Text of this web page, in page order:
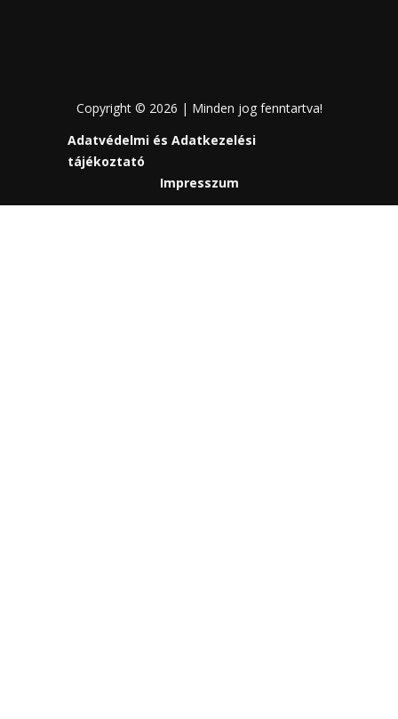
Copyright © 2026 | Minden jog fenntartva!
Adatvédelmi és Adatkezelési
tájékoztató
Impresszum